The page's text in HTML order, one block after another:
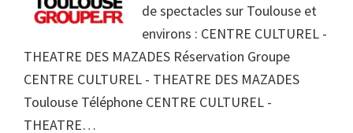
de spectacles sur Toulouse et
environs : CENTRE CULTUREL -
THEATRE DES MAZADES Réservation Groupe
CENTRE CULTUREL - THEATRE DES MAZADES
Toulouse Téléphone CENTRE CULTUREL -
THEATRE…